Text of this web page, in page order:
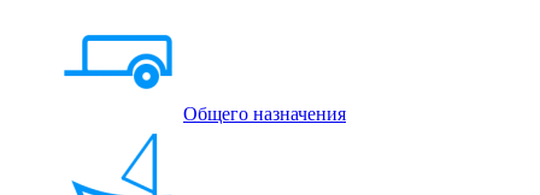
Общего назначения